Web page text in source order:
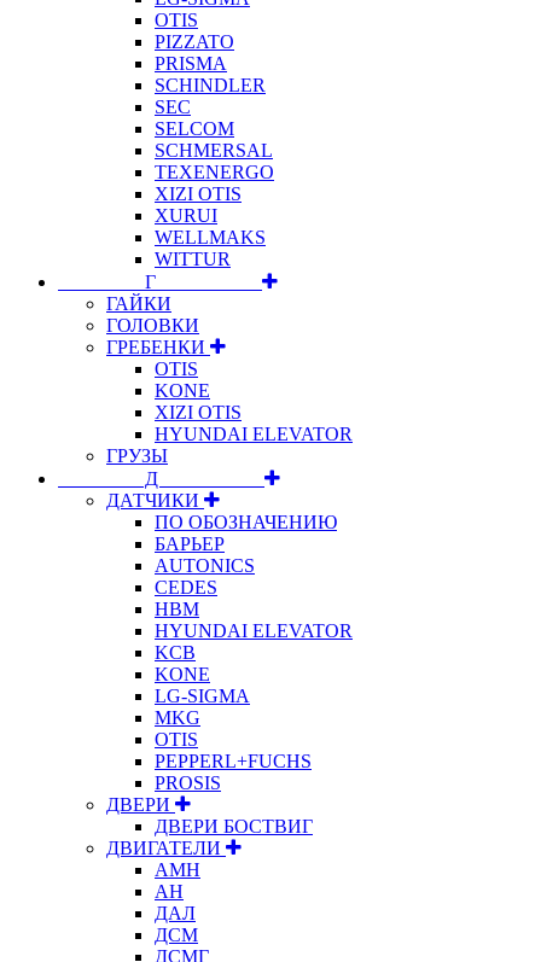
OTIS
PIZZATO
PRISMA
SCHINDLER
SEC
SELCOM
SCHMERSAL
TEXENERGO
XIZI OTIS
XURUI
WELLMAKS
WITTUR
⠀⠀⠀⠀⠀⠀Г⠀⠀⠀⠀⠀⠀⠀
ГАЙКИ
ГОЛОВКИ
ГРЕБЕНКИ
OTIS
KONE
XIZI OTIS
HYUNDAI ELEVATOR
ГРУЗЫ
⠀⠀⠀⠀⠀⠀Д⠀⠀⠀⠀⠀⠀⠀
ДАТЧИКИ
ПО ОБОЗНАЧЕНИЮ
БАРЬЕР
AUTONICS
CEDES
HBM
HYUNDAI ELEVATOR
KCB
KONE
LG-SIGMA
MKG
OTIS
PEPPERL+FUCHS
PROSIS
ДВЕРИ
ДВЕРИ БОСТВИГ
ДВИГАТЕЛИ
АМН
АН
ДАЛ
ДСМ
ДСМГ